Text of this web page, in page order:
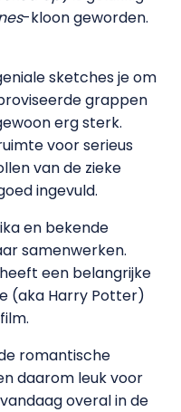
-kloon geworden.
sketches je om
grappen
erg sterk.
voor serieus
van de zieke
ingevuld.
en bekende
samenwerken.
een belangrijke
(aka Harry Potter)
romantische
daarom leuk voor
overal in de